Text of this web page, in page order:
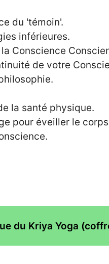
du 'témoin'.
inférieures.
Conscience
de votre
la santé physique.
pour éveiller le
du Kriya Yoga